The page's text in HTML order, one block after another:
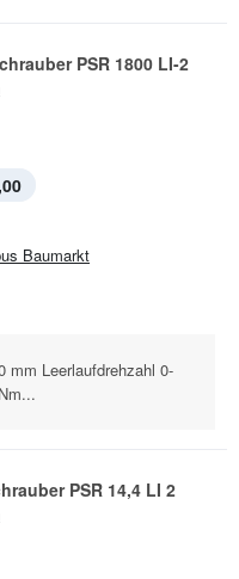
PSR 1800 LI-2
Baumarkt
Leerlaufdrehzahl 0-
PSR 14,4 LI 2